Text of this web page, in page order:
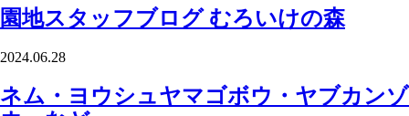
園地スタッフブログ むろいけの森
2024.06.28
ネム・ヨウシュヤマゴボウ・ヤブカンゾ